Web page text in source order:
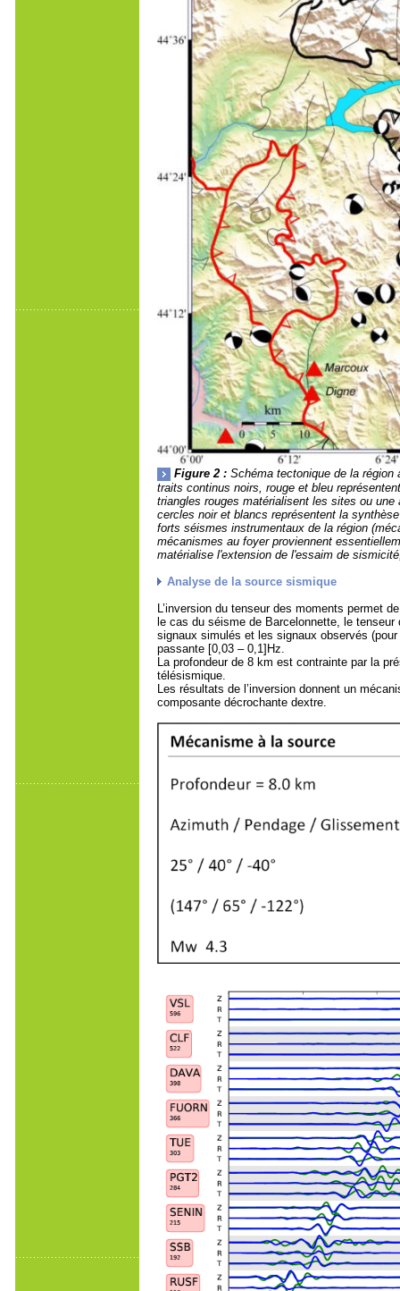
Figure 2 : Schéma tectonique de la
traits continus noirs, rouge et bleu
triangles rouges matérialisent les sites ou
cercles noir et blancs représentent la
forts séismes instrumentaux de la région
mécanismes au foyer proviennent
matérialise l'extension de l'essaim de
Analyse de la source sismique
L’inversion du tenseur des moments permet
le cas du séisme de Barcelonnette, le
signaux simulés et les signaux observés
passante [0,03 – 0,1]Hz.
La profondeur de 8 km est contrainte par la
télésismique.
Les résultats de l’inversion donnent un
composante décrochante dextre.